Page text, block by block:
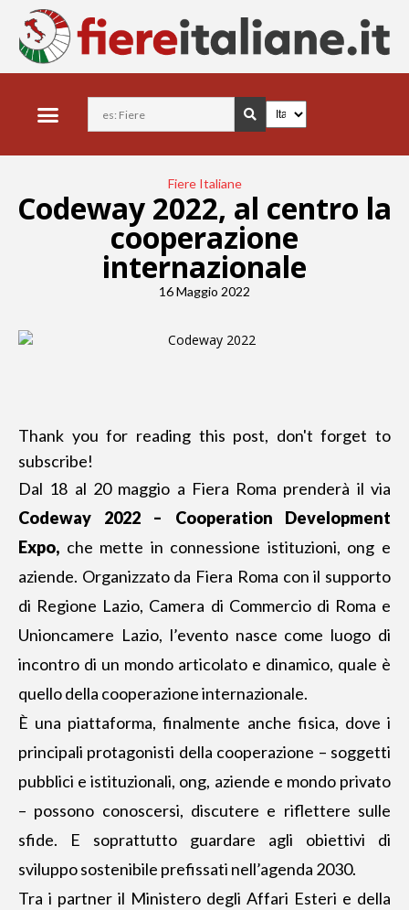
Fiere Italiane
Codeway 2022, al centro la
cooperazione
internazionale
16 Maggio 2022
Thank you for reading this post, don't forget to
subscribe!
Dal 18 al 20 maggio a Fiera Roma prenderà il via
Codeway 2022 – Cooperation Development
Expo, che mette in connessione istituzioni, ong e
aziende. Organizzato da Fiera Roma con il supporto
di Regione Lazio, Camera di Commercio di Roma e
Unioncamere Lazio, l’evento nasce come luogo di
incontro di un mondo articolato e dinamico, quale è
quello della cooperazione internazionale.
È una piattaforma, finalmente anche fisica, dove i
principali protagonisti della cooperazione – soggetti
pubblici e istituzionali, ong, aziende e mondo privato
– possono conoscersi, discutere e riflettere sulle
sfide. E soprattutto guardare agli obiettivi di
sviluppo sostenibile prefissati nell’agenda 2030.
Tra i partner il Ministero degli Affari Esteri e della